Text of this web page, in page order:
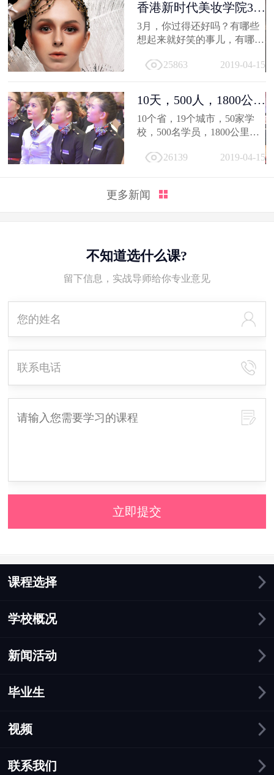
香港新时代美妆学院3月
作品选，...
3月，你过得还好吗？有哪些
想起来就好笑的事儿，有哪值
住...
25863 2019-04-15
10天，500人，1800公
里；不负韶...
10个省，19个城市，50家学
校，500名学员，1800公里，
地方...26139 2019-04-15
更多新闻
不知道选什么课?
留下信息，实战导师给你专业意见
立即提交
课程选择
学校概况
新闻活动
毕业生
视频
联系我们